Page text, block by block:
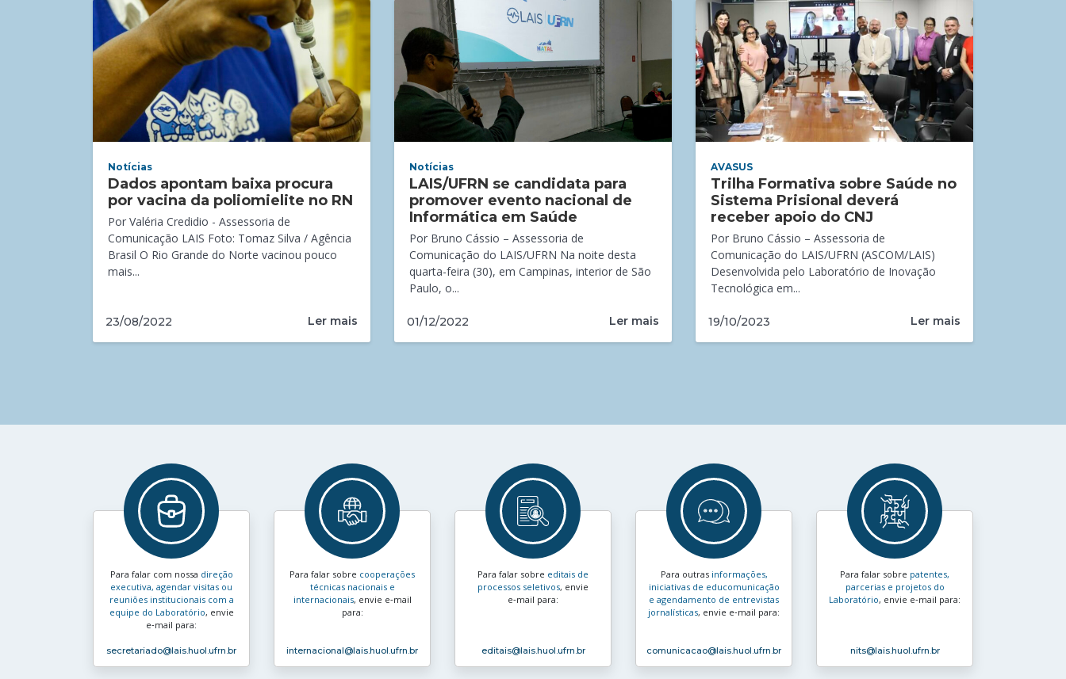
Notícias
Dados apontam baixa procura
por vacina da poliomielite no RN
Por Valéria Credidio - Assessoria de
Comunicação LAIS Foto: Tomaz Silva / Agência
Brasil O Rio Grande do Norte vacinou pouco
mais...
23/08/2022 Ler mais
Notícias
LAIS/UFRN se candidata para
promover evento nacional de
Informática em Saúde
Por Bruno Cássio – Assessoria de
Comunicação do LAIS/UFRN Na noite desta
quarta-feira (30), em Campinas, interior de São
Paulo, o...
01/12/2022 Ler mais
AVASUS
Trilha Formativa sobre Saúde no
Sistema Prisional deverá
receber apoio do CNJ
Por Bruno Cássio – Assessoria de
Comunicação do LAIS/UFRN (ASCOM/LAIS)
Desenvolvida pelo Laboratório de Inovação
Tecnológica em...
19/10/2023 Ler mais
Para falar com nossa direção
executiva, agendar visitas ou
reuniões institucionais com a
equipe do Laboratório, envie
e‑mail para:
secretariado@lais.huol.ufrn.br
Para falar sobre cooperações
técnicas nacionais e
internacionais, envie e‑mail
para:
internacional@lais.huol.ufrn.br
Para falar sobre editais de
processos seletivos, envie
e‑mail para:
editais@lais.huol.ufrn.br
Para outras informações,
iniciativas de educomunicação
e agendamento de entrevistas
jornalísticas, envie e‑mail para:
comunicacao@lais.huol.ufrn.br
Para falar sobre patentes,
parcerias e projetos do
Laboratório, envie e‑mail para:
nits@lais.huol.ufrn.br